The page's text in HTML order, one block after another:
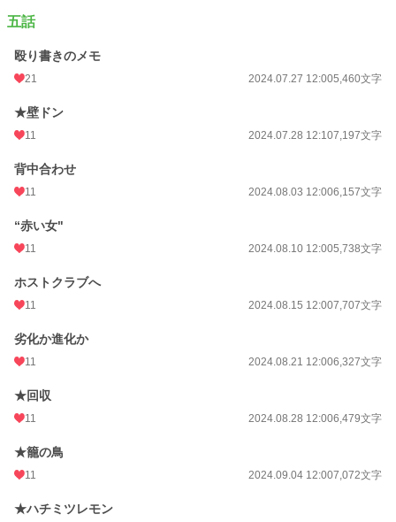
五話
殴り書きのメモ
21 2024.07.27 12:005,460文字
★壁ドン
11 2024.07.28 12:107,197文字
背中合わせ
11 2024.08.03 12:006,157文字
“赤い女"
11 2024.08.10 12:005,738文字
ホストクラブへ
11 2024.08.15 12:007,707文字
劣化か進化か
11 2024.08.21 12:006,327文字
★回収
11 2024.08.28 12:006,479文字
★籠の鳥
11 2024.09.04 12:007,072文字
★ハチミツレモン